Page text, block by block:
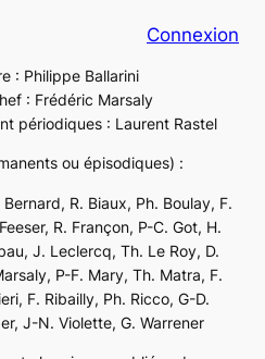
Connexion
: Philippe Ballarini
: Frédéric Marsaly
périodiques : Laurent Rastel
ou épisodiques) :
R. Biaux, Ph. Boulay, F.
R. Françon, P-C. Got, H.
J. Leclercq, Th. Le Roy, D.
P-F. Mary, Th. Matra, F.
F. Ribailly, Ph. Ricco, G-D.
J-N. Violette, G. Warrener